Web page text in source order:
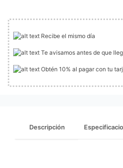
Recibe el mismo día
Te avisamos antes de que
Obtén 10% al pagar con tu
Descripción